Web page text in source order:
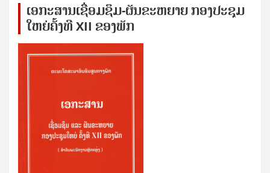
ເອກ​ະ​ສານ​ເຊ​ື່ອມ​ຊ​ຶມ-ຜັນ​ຂະ​ຫ​ຍາຍ ກອງ​ປະ​ຊຸມ​
ໃຫຍ່​ຄັ້ງ​ທີ XII ຂອງ​ພັກ